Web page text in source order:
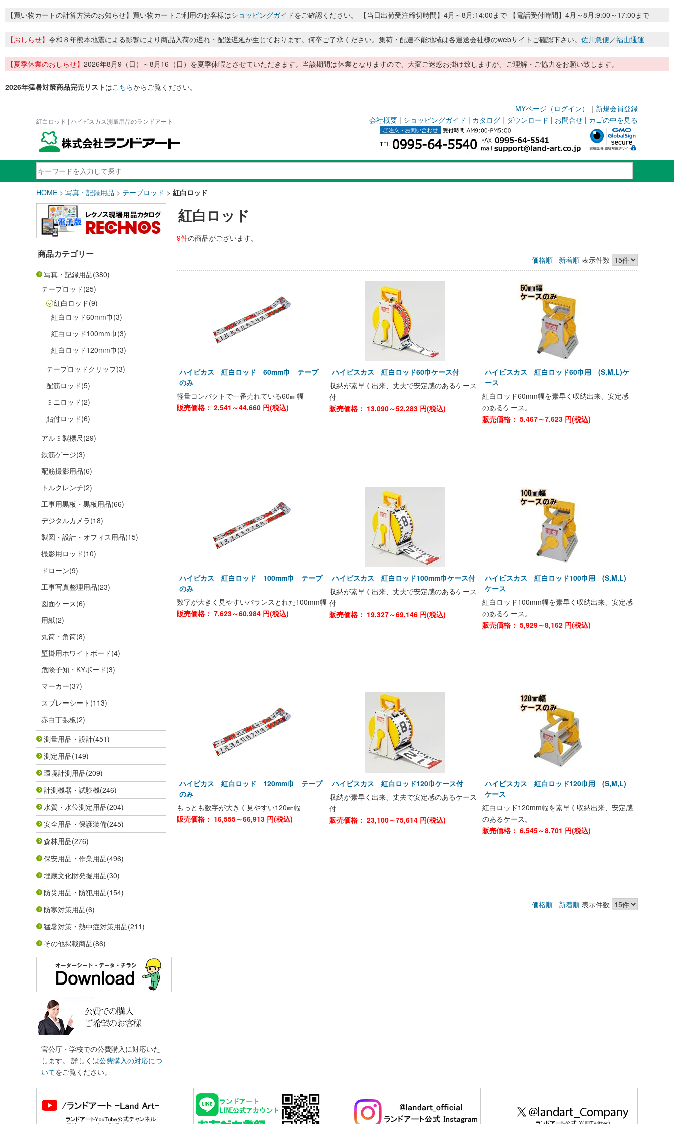
【買い物カートの計算方法のお知らせ】買い物カートご利用のお客様はショッピングガイドをご確認ください。 【当日出荷受注締切時間】4月～8月:14:00まで 【電話受付時間】4月～8月:9:00～17:00まで
【おしらせ】 令和８年熊本地震による影響により商品入荷の遅れ・配送遅延が生じております。何卒ご了承ください。集荷・配達不能地域は各運送会社様のwebサイトご確認下さい。 佐川急便／福山通運
【夏季休業のおしらせ】 2026年8月9（日）～8月16（日）を夏季休暇とさせていただきます。当該期間は休業となりますので、大変ご迷惑お掛け致しますが、ご理解・ご協力をお願い致します。
2026年猛暑対策商品完売リストはこちらからご覧ください。
MYページ（ログイン） ｜ 新規会員登録
紅白ロッド | ハイビスカス測量用品のランドアート 会社概要 | ショッピングガイド | カタログ | ダウンロード | お問合せ | カゴの中を見る
HOME > 写真・記録用品 > テープロッド > 紅白ロッド
商品カテゴリー
写真・記録用品(380)
テープロッド(25)
紅白ロッド(9)
紅白ロッド60mm巾 (3)
紅白ロッド100mm巾 (3)
紅白ロッド120mm巾 (3)
テープロッドクリップ(3)
配筋ロッド(5)
ミニロッド(2)
貼付ロッド(6)
アルミ製標尺(29)
鉄筋ゲージ(3)
配筋撮影用品(6)
トルクレンチ(2)
工事用黒板・黒板用品(66)
デジタルカメラ(18)
製図・設計・オフィス用品(15)
撮影用ロッド(10)
ドローン(9)
工事写真整理用品(23)
図面ケース(6)
用紙(2)
丸筒・角筒(8)
壁掛用ホワイトボード(4)
危険予知・KYボード(3)
マーカー(37)
スプレーシート (113)
赤白丁張板(2)
測量用品・設計(451)
測定用品(149)
環境計測用品(209)
計測機器・試験機(246)
水質・水位測定用品(204)
安全用品・保護装備(245)
森林用品(276)
保安用品・作業用品(496)
埋蔵文化財発掘用品(30)
防災用品・防犯用品(154)
防寒対策用品(6)
猛暑対策・熱中症対策用品(211)
その他掲載商品(86)
官公庁・学校での公費購入に対応いた
します。 詳しくは公費購入の対応につ
いてをご覧ください。
紅白ロッド
9件の商品がございます。
価格順 新着順 表示件数
ハイビカス 紅白ロッド 60mm巾 テープ
のみ
軽量コンパクトで一番売れている60㎜幅
販売価格： 2,541～44,660 円(税込)
ハイビスカス 紅白ロッド60巾ケース付
収納が素早く出来、丈夫で安定感のあるケース
付
販売価格： 13,090～52,283 円(税込)
ハイビスカス 紅白ロッド60巾用 (S,M,L)ケ
ース
紅白ロッド60mm幅を素早く収納出来、安定感
のあるケース。
販売価格： 5,467～7,623 円(税込)
ハイビカス 紅白ロッド 100mm巾 テープ
のみ
数字が大きく見やすいバランスとれた100mm幅
販売価格： 7,623～60,984 円(税込)
ハイビスカス 紅白ロッド100mm巾ケース付
収納が素早く出来、丈夫で安定感のあるケース
付
販売価格： 19,327～69,146 円(税込)
ハイビスカス 紅白ロッド100巾用 (S,M,L)
ケース
紅白ロッド100mm幅を素早く収納出来、安定感
のあるケース。
販売価格： 5,929～8,162 円(税込)
ハイビカス 紅白ロッド 120mm巾 テープ
のみ
もっとも数字が大きく見やすい120㎜幅
販売価格： 16,555～66,913 円(税込)
ハイビスカス 紅白ロッド120巾ケース付
収納が素早く出来、丈夫で安定感のあるケース
付
販売価格： 23,100～75,614 円(税込)
ハイビスカス 紅白ロッド120巾用 (S,M,L)
ケース
紅白ロッド120mm幅を素早く収納出来、安定感
のあるケース。
販売価格： 6,545～8,701 円(税込)
価格順 新着順 表示件数